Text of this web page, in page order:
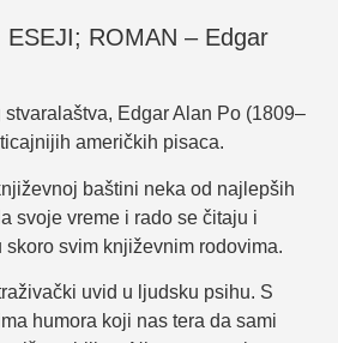
ESEJI; ROMAN – Edgar
Edgar Alan Po (1809‒
američkih pisaca.
baštini neka od najlepših
svoje vreme i rado se čitaju i
skoro svim književnim rodovima.
uvid u ljudsku psihu. S
humora koji nas tera da sami